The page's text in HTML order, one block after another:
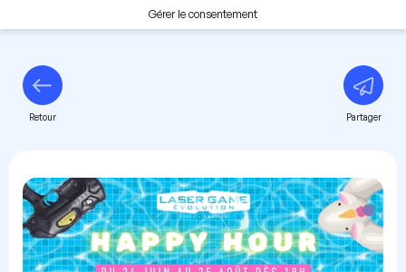
Gérer le consentement
Retour Partager